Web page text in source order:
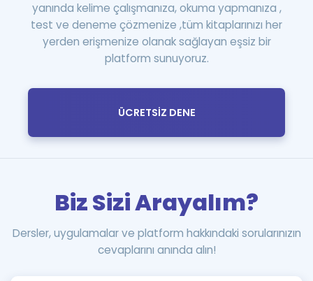
yanında kelime çalışmanıza, okuma yapmanıza ,
test ve deneme çözmenize ,tüm kitaplarınızı her
yerden erişmenize olanak sağlayan eşsiz bir
platform sunuyoruz.
ÜCRETSİZ DENE
Biz Sizi Arayalım?
Dersler, uygulamalar ve platform hakkındaki sorularınızın
cevaplarını anında alın!